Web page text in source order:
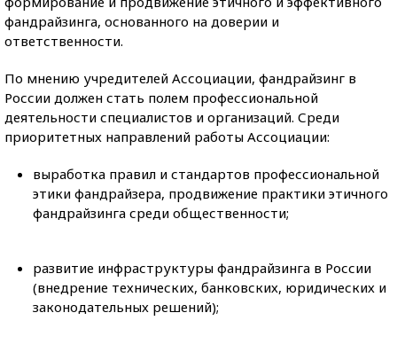
фандрайзинга, основанного на доверии и
ответственности.
По мнению учредителей Ассоциации, фандрайзинг в
России должен стать полем профессиональной
деятельности специалистов и организаций. Среди
приоритетных направлений работы Ассоциации:
выработка правил и стандартов профессиональной
этики фандрайзера, продвижение практики этичного
фандрайзинга среди общественности;
развитие инфраструктуры фандрайзинга в России
(внедрение технических, банковских, юридических и
законодательных решений);